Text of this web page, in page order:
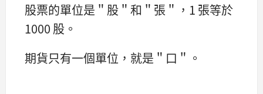
股票的單位是＂股＂和＂張＂，1 張等於
1000 股。
期貨只有一個單位，就是＂口＂。